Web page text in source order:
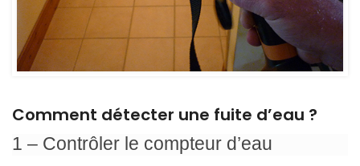
Comment détecter une fuite d’eau ?
1 – Contrôler le compteur d’eau